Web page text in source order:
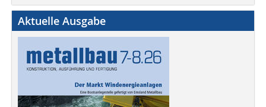
Aktuelle Ausgabe